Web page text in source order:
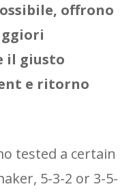
offrono
il giusto
e ritorno
tested a certain
5-3-2 or 3-5-